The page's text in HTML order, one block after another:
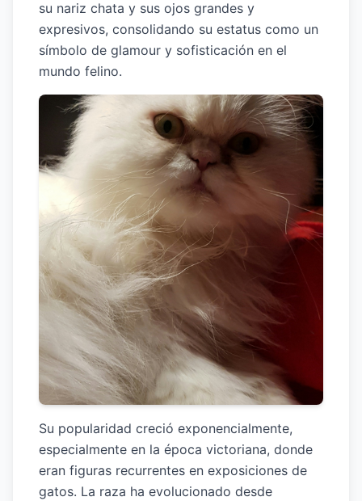
su nariz chata y sus ojos grandes y
expresivos, consolidando su estatus como un
símbolo de glamour y sofisticación en el
mundo felino.
Su popularidad creció exponencialmente,
especialmente en la época victoriana, donde
eran figuras recurrentes en exposiciones de
gatos. La raza ha evolucionado desde